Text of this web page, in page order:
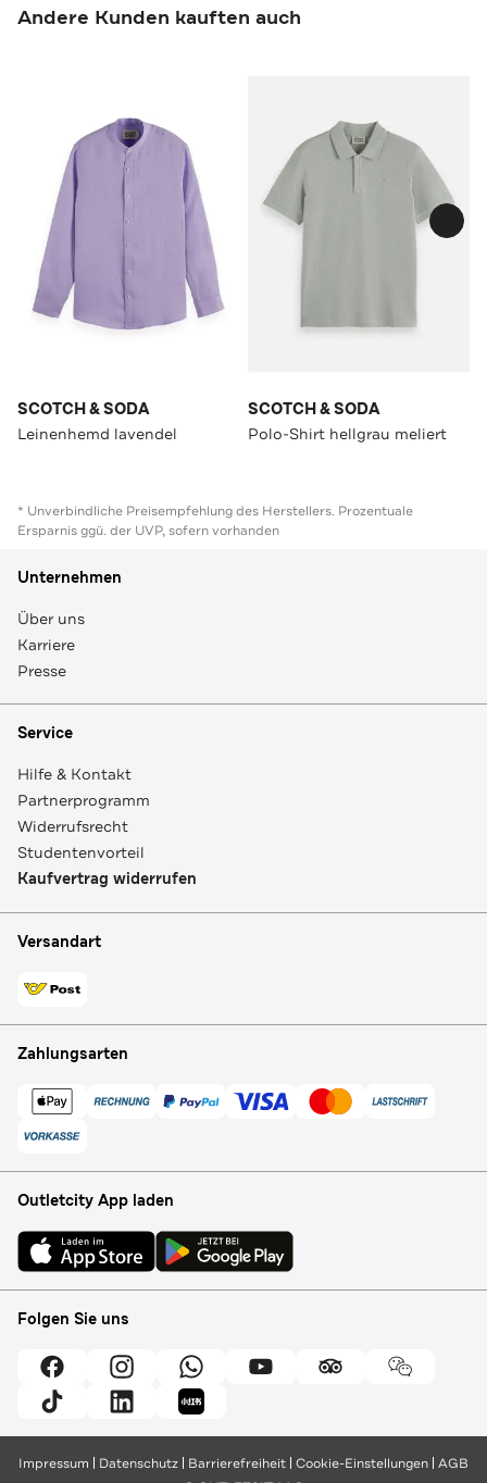
Andere Kunden kauften auch
SCOTCH & SODA
Leinenhemd lavendel
SCOTCH & SODA
Polo-Shirt hellgrau meliert
* Unverbindliche Preisempfehlung des Herstellers. Prozentuale
Ersparnis ggü. der UVP, sofern vorhanden
Unternehmen
Über uns
Karriere
Presse
Service
Hilfe & Kontakt
Partnerprogramm
Widerrufsrecht
Studentenvorteil
Kaufvertrag widerrufen
Versandart
Zahlungsarten
Outletcity App laden
Folgen Sie uns
Impressum Datenschutz Barrierefreiheit Cookie-Einstellungen AGB